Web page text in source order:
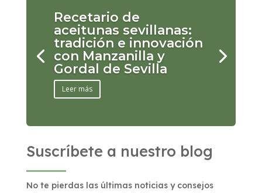
Recetario de
aceitunas sevillanas:
tradición e innovación
con Manzanilla y
Gordal de Sevilla
Leer más
Suscríbete a nuestro blog
No te pierdas las últimas noticias y consejos